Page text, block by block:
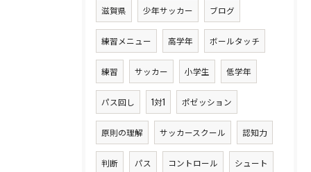
滋賀県 少年サッカー ブログ
練習メニュー 高学年 ボールタッチ
練習 サッカー 小学生 低学年
パス回し 1対1 ポゼッション
原則の理解 サッカースクール 認知力
判断 パス コントロール シュート